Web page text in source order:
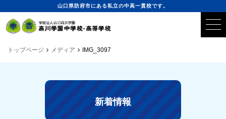
山口県防府市にある私立の中高一貫校です。
トップページ メディア IMG_3097
新着情報